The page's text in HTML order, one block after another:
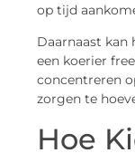
op tijd
Daarnaast kan
een koerier
concentreren
zorgen te
Hoe